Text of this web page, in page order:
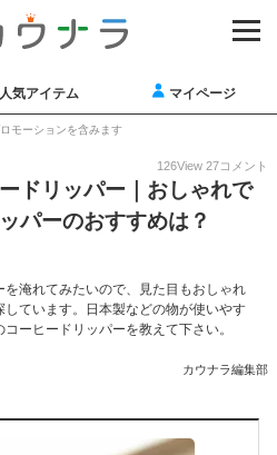
人気アイテム マイページ
モーションを含みます
126View 27コメント
ドリッパー｜おしゃれで
パーのおすすめは？
淹れてみたいので、見た目もおしゃれ
ています。日本製などの物が使いやす
ーヒードリッパーを教えて下さい。
カウナラ編集部